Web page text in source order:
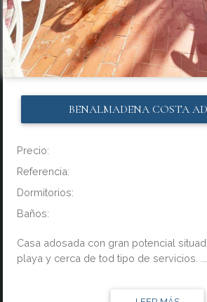
BENALMADENA COSTA
Precio:
Referencia:
Dormitorios:
Baños:
Casa adosada con gran potencial
playa y cerca de tod tipo de servicios. ...